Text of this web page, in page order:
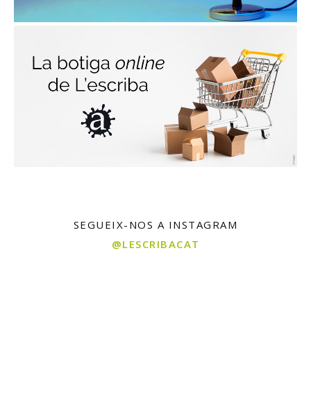
SEGUEIX-NOS A INSTAGRAM
@LESCRIBACAT